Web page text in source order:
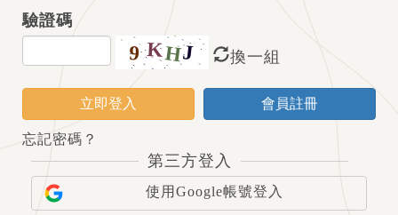
驗證碼
換一組
立即登入 會員註冊
忘記密碼？
第三方登入
使用Google帳號登入